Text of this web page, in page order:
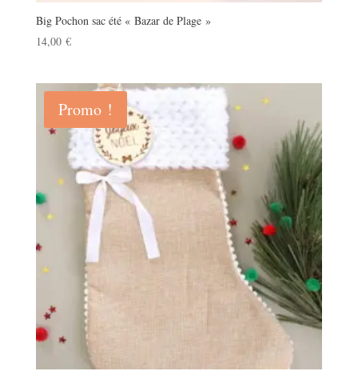
Big Pochon sac été « Bazar de Plage »
14,00 €
Promo !